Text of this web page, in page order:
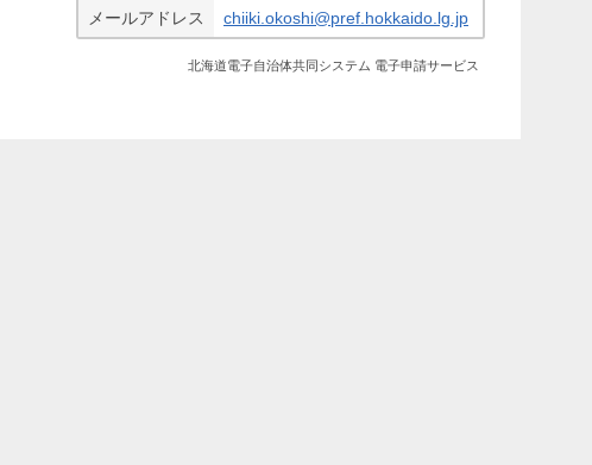
メールアドレス chiiki.okoshi@pref.hokkaido.lg.jp
北海道電子自治体共同システム 電子申請サービス